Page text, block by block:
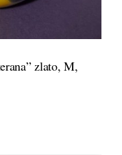
zlato, M,